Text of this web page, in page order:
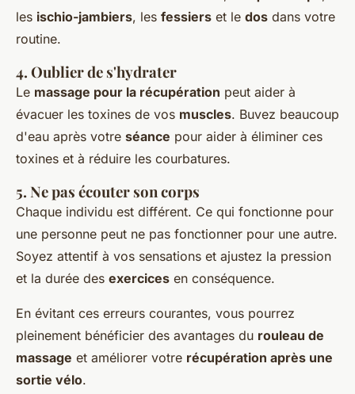
les ischio-jambiers, les fessiers et le dos dans votre
routine.
4. Oublier de s'hydrater
Le massage pour la récupération peut aider à
évacuer les toxines de vos muscles. Buvez beaucoup
d'eau après votre séance pour aider à éliminer ces
toxines et à réduire les courbatures.
5. Ne pas écouter son corps
Chaque individu est différent. Ce qui fonctionne pour
une personne peut ne pas fonctionner pour une autre.
Soyez attentif à vos sensations et ajustez la pression
et la durée des exercices en conséquence.
En évitant ces erreurs courantes, vous pourrez
pleinement bénéficier des avantages du rouleau de
massage et améliorer votre récupération après une
sortie vélo.